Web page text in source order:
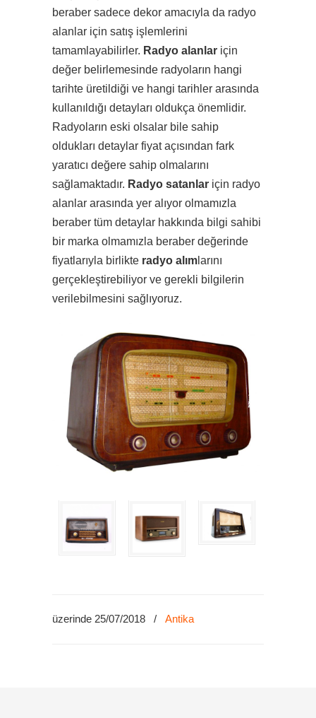
beraber sadece dekor amacıyla da radyo
alanlar için satış işlemlerini
tamamlayabilirler. Radyo alanlar için
değer belirlemesinde radyoların hangi
tarihte üretildiği ve hangi tarihler arasında
kullanıldığı detayları oldukça önemlidir.
Radyoların eski olsalar bile sahip
oldukları detaylar fiyat açısından fark
yaratıcı değere sahip olmalarını
sağlamaktadır. Radyo satanlar için radyo
alanlar arasında yer alıyor olmamızla
beraber tüm detaylar hakkında bilgi sahibi
bir marka olmamızla beraber değerinde
fiyatlarıyla birlikte radyo alım larını
gerçekleştirebiliyor ve gerekli bilgilerin
verilebilmesini sağlıyoruz.
üzerinde 25/07/2018 / Antika